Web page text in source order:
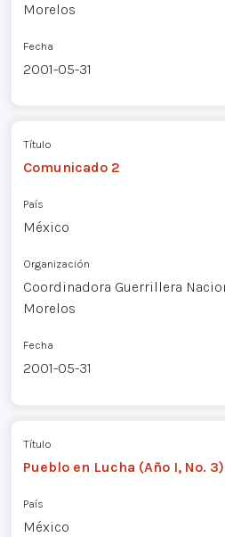
Morelos
Fecha
2001-05-31
Título
Comunicado 2
País
México
Organización
Coordinadora Guerrillera
Morelos
Fecha
2001-05-31
Título
Pueblo en Lucha (Año I, No. 3)
País
México